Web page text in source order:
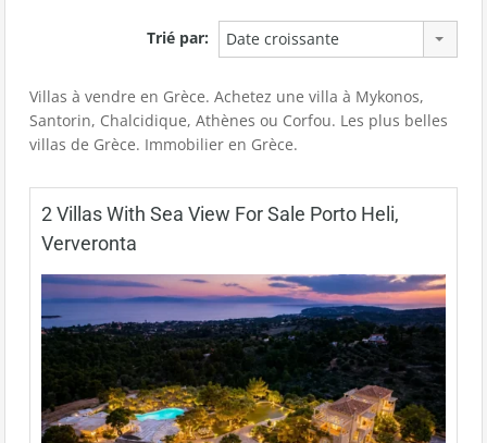
Trié par: Date croissante
Villas à vendre en Grèce. Achetez une villa à Mykonos,
Santorin, Chalcidique, Athènes ou Corfou. Les plus belles
villas de Grèce. Immobilier en Grèce.
2 Villas With Sea View For Sale Porto Heli,
Ververonta